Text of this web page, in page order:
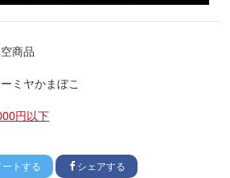
商品
ミヤかまぼこ
円以下
ートする シェアする